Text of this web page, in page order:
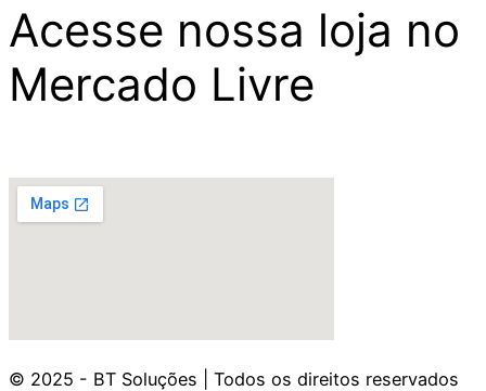
Acesse nossa loja no
Mercado Livre
© 2025 - BT Soluções | Todos os direitos reservados